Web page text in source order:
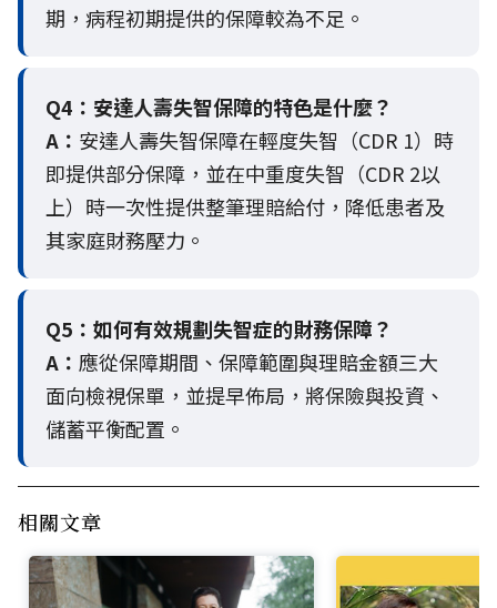
期，病程初期提供的保障較為不足。
Q4： 安達人壽失智保障的特色是什麼？
A： 安達人壽失智保障在輕度失智（CDR 1）時
即提供部分保障，並在中重度失智（CDR 2以
上）時一次性提供整筆理賠給付，降低患者及
其家庭財務壓力。
Q5： 如何有效規劃失智症的財務保障？
A： 應從保障期間、保障範圍與理賠金額三大
面向檢視保單，並提早佈局，將保險與投資、
儲蓄平衡配置。
相關文章